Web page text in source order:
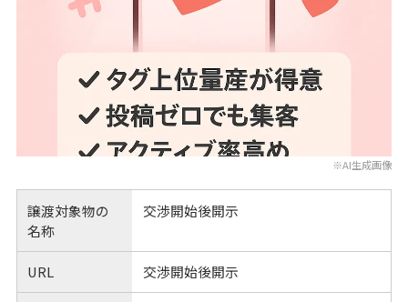
※AI生成画像
譲渡対象物の
名称
交渉開始後開示
URL 交渉開始後開示